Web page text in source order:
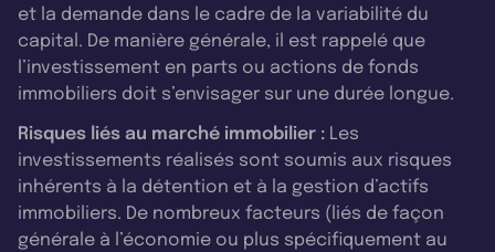
et la demande dans le cadre de la variabilité du
capital. De manière générale, il est rappelé que
l’investissement en parts ou actions de fonds
immobiliers doit s’envisager sur une durée longue.
Risques liés au marché immobilier : Les
investissements réalisés sont soumis aux risques
inhérents à la détention et à la gestion d’actifs
immobiliers. De nombreux facteurs (liés de façon
générale à l’économie ou plus spécifiquement au